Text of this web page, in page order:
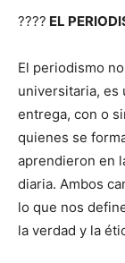
???? EL
El periodismo
universitaria, es
entrega, con o
quienes se
aprendieron en
diaria. Ambos
lo que nos
la verdad y la